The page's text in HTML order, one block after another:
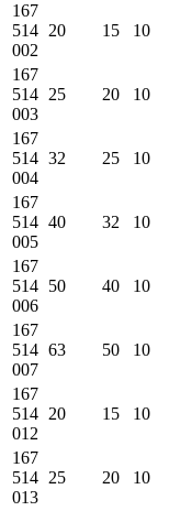
167
514
002
20 15 10
167
514
003
25 20 10
167
514
004
32 25 10
167
514
005
40 32 10
167
514
006
50 40 10
167
514
007
63 50 10
167
514
012
20 15 10
167
514
013
25 20 10